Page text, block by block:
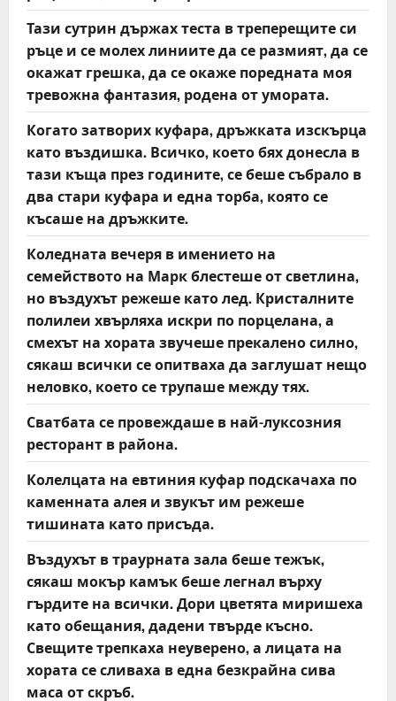
Тази сутрин държах теста в треперещите си
ръце и се молех линиите да се размият, да се
окажат грешка, да се окаже поредната моя
тревожна фантазия, родена от умората.
Когато затворих куфара, дръжката изскърца
като въздишка. Всичко, което бях донесла в
тази къща през годините, се беше събрало в
два стари куфара и една торба, която се
късаше на дръжките.
Коледната вечеря в имението на
семейството на Марк блестеше от светлина,
но въздухът режеше като лед. Кристалните
полилеи хвърляха искри по порцелана, а
смехът на хората звучеше прекалено силно,
сякаш всички се опитваха да заглушат нещо
неловко, което се трупаше между тях.
Сватбата се провеждаше в най-луксозния
ресторант в района.
Колелцата на евтиния куфар подскачаха по
каменната алея и звукът им режеше
тишината като присъда.
Въздухът в траурната зала беше тежък,
сякаш мокър камък беше легнал върху
гърдите на всички. Дори цветята миришеха
като обещания, дадени твърде късно.
Свещите трепкаха неуверено, а лицата на
хората се сливаха в една безкрайна сива
маса от скръб.